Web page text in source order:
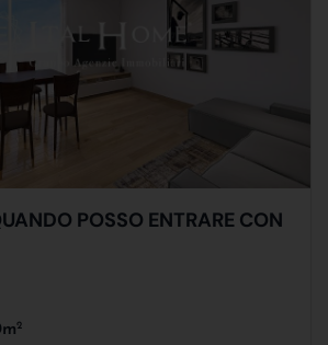
POSSO ENTRARE CON
2